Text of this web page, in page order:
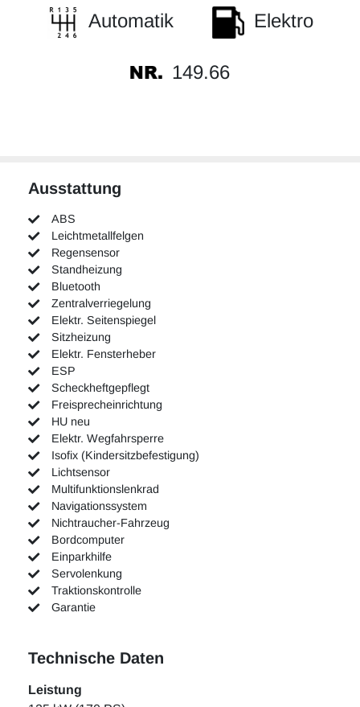
Automatik Elektro
149.66
Ausstattung
ABS
Leichtmetallfelgen
Regensensor
Standheizung
Bluetooth
Zentralverriegelung
Elektr. Seitenspiegel
Sitzheizung
Elektr. Fensterheber
ESP
Scheckheftgepflegt
Freisprecheinrichtung
HU neu
Elektr. Wegfahrsperre
Isofix (Kindersitzbefestigung)
Lichtsensor
Multifunktionslenkrad
Navigationssystem
Nichtraucher-Fahrzeug
Bordcomputer
Einparkhilfe
Servolenkung
Traktionskontrolle
Garantie
Technische Daten
Leistung